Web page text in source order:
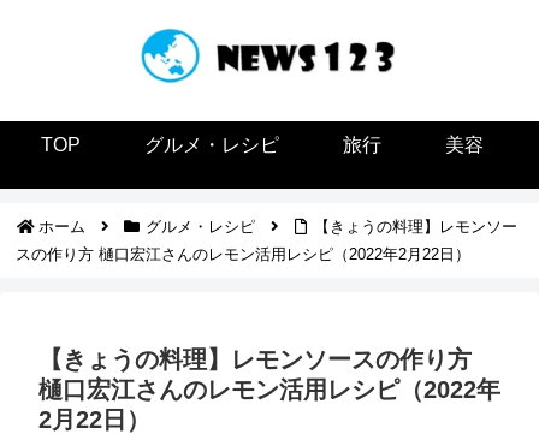
TOP グルメ・レシピ 旅行 美容
ホーム グルメ・レシピ
【きょうの料理】レモンソー
スの作り方 樋口宏江さんのレモン活用レシピ（2022年2月22日）
【きょうの料理】レモンソースの作り方
樋口宏江さんのレモン活用レシピ（2022年
2月22日）